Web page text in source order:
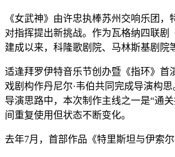
《女武神》由许忠执棒苏州交响乐团
对指挥提出新挑战。作为瓦格纳四联剧
建成以来，科隆歌剧院、马林斯基剧院
适逢拜罗伊特音乐节创办暨《指环》首
戏剧构作丹尼尔·韦伯共同完成导演构
导演思路中，本次制作主线之一是“通
间重复使用但状态不断变化。
去年7月，首部作品《特里斯坦与伊索